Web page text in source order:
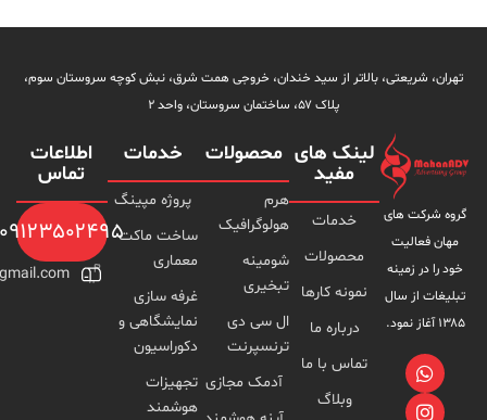
بالاتر از سید خندان، خروجی همت شرق، نبش کوچه سروستان سوم،
لینک های
مفید
خدمات
نمونه کارها
درباره ما
تماس با ما
وبلاگ
محصولات
هرم
هولوگرافیک
شومینه
تبخیری
ال سی دی
خدمات
پروژه مپینگ
ساخت ماکت
معماری
غرفه سازی
نمایشگاهی و
دکوراسیون
تجهیزات
هوشمند
اطلاعات
تماس
۰۹۱۲۳۵۰۲۴۹۵
Foreseen.777@gmail.com